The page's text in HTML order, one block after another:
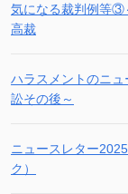
気になる裁判例等③
高裁
ハラスメントのニ
訟その後～
ニュースレター
ク）